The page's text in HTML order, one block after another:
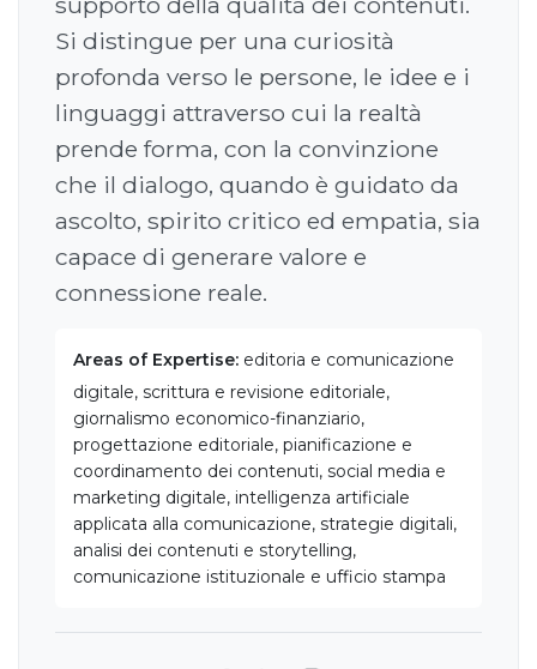
Si distingue per una curiosità
profonda verso le persone, le idee e i
linguaggi attraverso cui la realtà
prende forma, con la convinzione
che il dialogo, quando è guidato da
ascolto, spirito critico ed empatia, sia
capace di generare valore e
connessione reale.
Areas of Expertise: editoria e comunicazione
digitale, scrittura e revisione editoriale,
giornalismo economico-finanziario,
progettazione editoriale, pianificazione e
coordinamento dei contenuti, social media e
marketing digitale, intelligenza artificiale
applicata alla comunicazione, strategie digitali,
analisi dei contenuti e storytelling,
comunicazione istituzionale e ufficio stampa